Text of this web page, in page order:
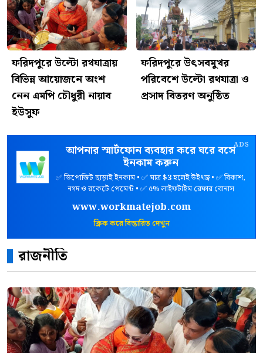
ফরিদপুরে উল্টো রথযাত্রায়
বিভিন্ন আয়োজনে অংশ
নেন এমপি চৌধুরী নায়াব
ইউসুফ
ফরিদপুরে উৎসবমুখর
পরিবেশে উল্টো রথযাত্রা ও
প্রসাদ বিতরণ অনুষ্ঠিত
ADS
আপনার স্মার্টফোন ব্যবহার করে ঘরে বসে
ইনকাম করুন
✅ ডিপোজিট ছাড়াই ইনকাম • ✅ মাত্র$3হলেই উইথড্র • ✅ বিকাশ,
নগদ ও রকেটে পেমেন্ট • ✅ ৫% লাইফটাইম রেফার বোনাস
www.workmatejob.com
ক্লিক করে বিস্তারিত দেখুন
রাজনীতি